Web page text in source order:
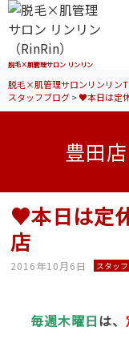
脱毛×肌管理サロン リンリン
脱毛×肌管理サロンリンリン
スタッフブログ>♥本日は定
豊田
♥本日は定
店
2016年10月6日 スタッ
毎週木曜日は、